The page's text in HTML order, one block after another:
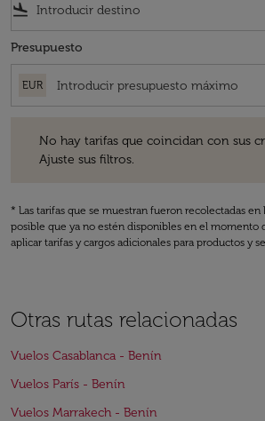
flight_land
Presupuesto
EUR
No hay tarifas que coincidan con sus
Ajuste sus filtros.
* Las tarifas que se muestran fueron recolectadas en
posible que ya no estén disponibles en el momento
aplicar tarifas y cargos adicionales para productos y
Otras rutas relacionadas
Vuelos Casablanca - Benín
Vuelos París - Benín
Vuelos Marrakech - Benín